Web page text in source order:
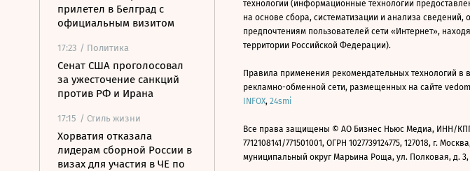
прилетел в Белград с
официальным визитом
17:23 / Политика
Сенат США проголосовал
за ужесточение санкций
против РФ и Ирана
17:15 / Стиль жизни
Хорватия отказала
лидерам сборной России в
визах для участия в ЧЕ по
технологии (информационные технологии
на основе сбора, систематизации и анализа сведений,
предпочтениям пользователей сети «Интернет»,
территории Российской Федерации).
Правила применения рекомендательных технологий в
рекламно-обменной сети, размещенных на сайте
INFOX, 24smi
Все права защищены © АО Бизнес Ньюс Медиа, ИНН/
7712108141/771501001, ОГРН 1027739124775, 127018, г.
муниципальный округ Марьина Роща, ул. Полковая, д. 3,